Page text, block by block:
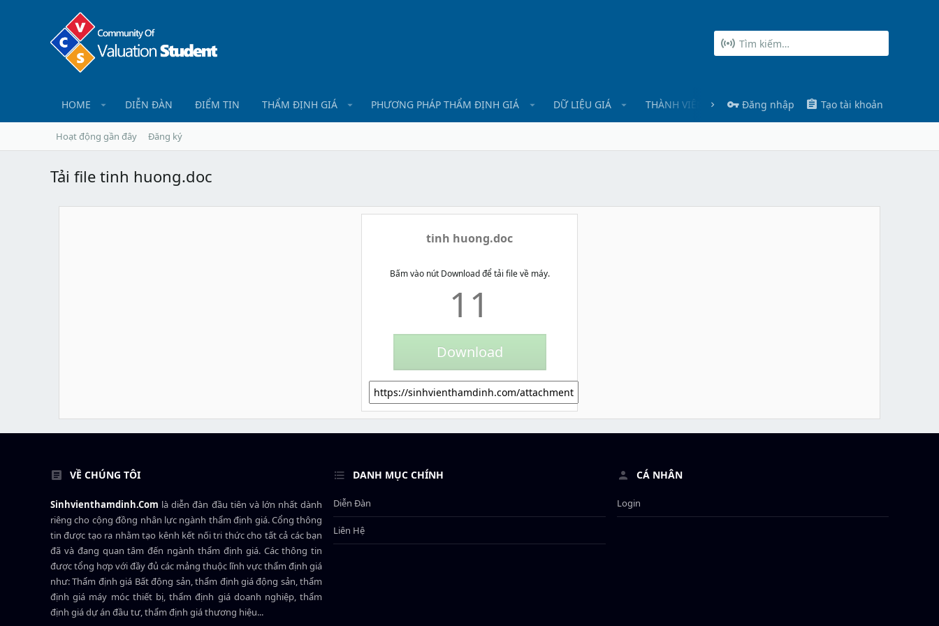
HOME DIỄN ĐÀN ĐIỂM TIN THẨM ĐỊNH GIÁ PHƯƠNG PHÁP THẨM ĐỊNH GIÁ DỮ LIỆU GIÁ THÀNH VIÊN Đăng nhập Tạo tài khoản
Hoạt động gần đây Đăng ký
Tải file tinh huong.doc
tinh huong.doc
Bấm vào nút Download để tải file về máy.
11
VỀ CHÚNG TÔI
Sinhvienthamdinh.Com là diễn đàn đầu tiên và lớn nhất dành
riêng cho cộng đồng nhân lực ngành thẩm định giá. Cổng thông
tin được tạo ra nhằm tạo kênh kết nối tri thức cho tất cả các bạn
đã và đang quan tâm đến ngành thẩm định giá. Các thông tin
được tổng hợp với đầy đủ các mảng thuộc lĩnh vực thẩm định giá
như: Thẩm định giá Bất động sản, thẩm định giá động sản, thẩm
định giá máy móc thiết bị, thẩm định giá doanh nghiệp, thẩm
định giá dự án đầu tư, thẩm định giá thương hiệu...
DANH MỤC CHÍNH
Diễn Đàn
Liên Hệ
CÁ NHÂN
Login